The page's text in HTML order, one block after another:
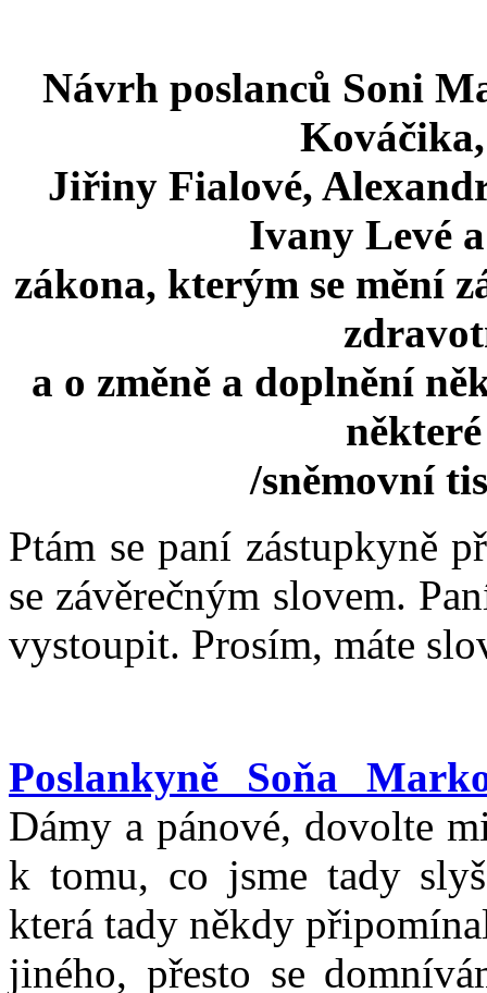
Návrh poslanců Soni
Jiřiny Fialové,
Ivany Levé
zákona, kterým se mění
a o změně a doplnění
/sněmovní
Ptám se paní zástupkyně
se závěrečným slovem.
vystoupit. Prosím, máte
Poslankyně Soňa
Dámy a pánové, dovolte
k tomu, co jsme tady
která tady někdy
jiného, přesto se